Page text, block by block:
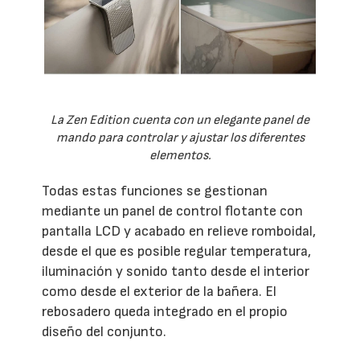
La Zen Edition cuenta con un elegante panel de
mando para controlar y ajustar los diferentes
elementos.
Todas estas funciones se gestionan
mediante un panel de control flotante con
pantalla LCD y acabado en relieve romboidal,
desde el que es posible regular temperatura,
iluminación y sonido tanto desde el interior
como desde el exterior de la bañera. El
rebosadero queda integrado en el propio
diseño del conjunto.